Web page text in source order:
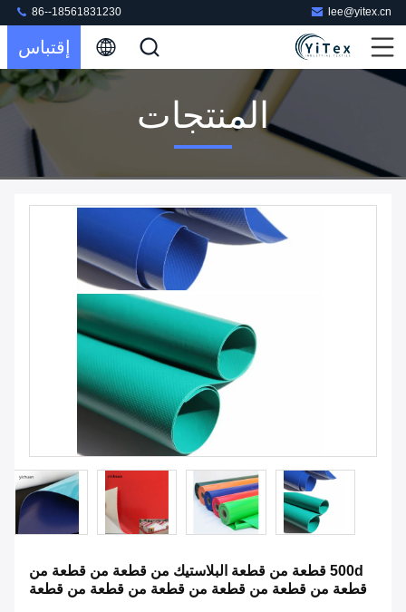
lee@yitex.cn
86--18561831230
إقتباس
المنتجات
500d قطعة من قطعة البلاستيك من قطعة من قطعة من
قطعة من قطعة من قطعة من قطعة من قطعة من قطعة